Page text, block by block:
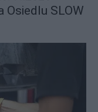
Osiedlu SLOW